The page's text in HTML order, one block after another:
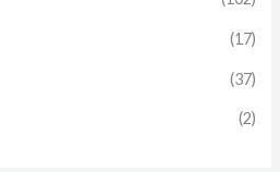
(17)
(37)
(2)